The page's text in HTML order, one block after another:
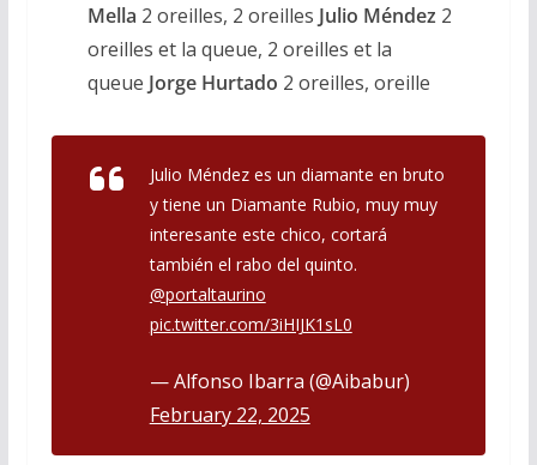
Mella 2 oreilles, 2 oreilles Julio Méndez 2
oreilles et la queue, 2 oreilles et la
queue Jorge Hurtado 2 oreilles, oreille
Julio Méndez es un diamante en bruto
y tiene un Diamante Rubio, muy muy
interesante este chico, cortará
también el rabo del quinto.
@portaltaurino
pic.twitter.com/3iHIJK1sL0
— Alfonso Ibarra (@Aibabur)
February 22, 2025